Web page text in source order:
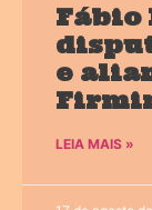
Fábio
e
LEIA MAIS »